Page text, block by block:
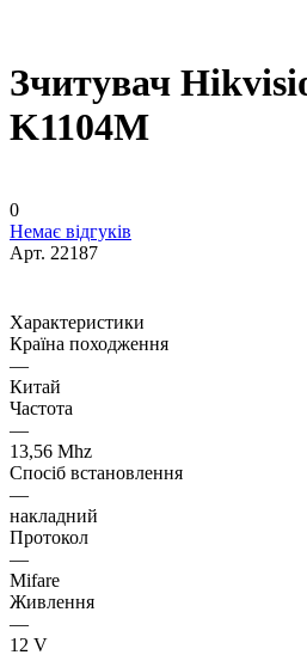
Зчитувач
K1104M
0
Немає відгуків
Арт. 22187
Характеристики
Країна походження
—
Китай
Частота
—
13,56 Mhz
Спосіб встановлення
—
накладний
Протокол
—
Mifare
Живлення
—
12 V